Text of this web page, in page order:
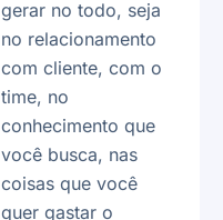
gerar no todo, seja
no relacionamento
com cliente, com o
time, no
conhecimento que
você busca, nas
coisas que você
quer gastar o